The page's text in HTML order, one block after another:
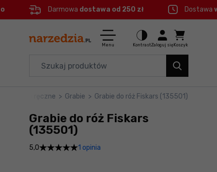
Menu główne
Informacje o produkcie
Do koszyka
Szczegółowe informacje
Stopka
Darmowa dostawa od 250 zł Dostawa
Menu KontrastZaloguj się Koszyk
Elektronarzędzia
Akcesoria
BHP
Narzędzia ręczne > Grabie > Grabie do róż Fiskars (135501)
Grabie do róż Fiskars
(135501)
5,0 1 opinia